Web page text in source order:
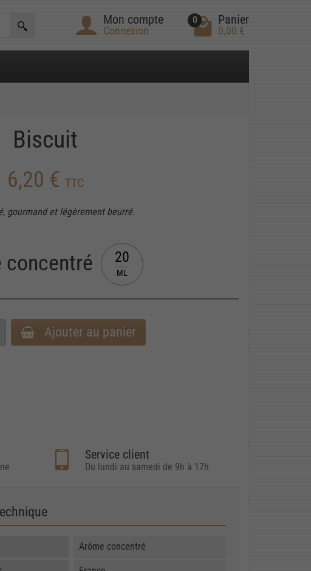
Mon compte
Connexion
0 Panier
0,00 €
Biscuit
6,20 € TTC
gourmand et légèrement beurré.
concentré 20
ML
Ajouter au panier
Service client
Du lundi au samedi de 9h à 17h
Arôme concentré